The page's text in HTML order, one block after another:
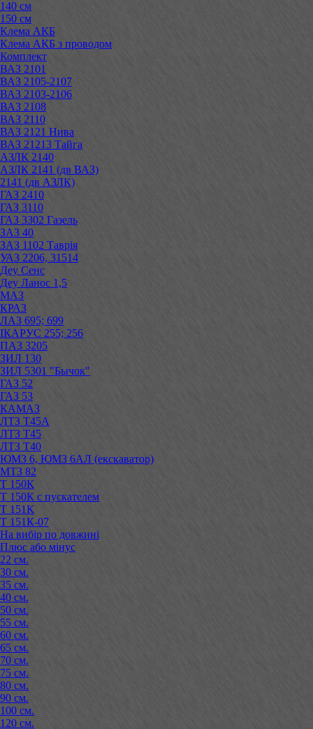
140 см
150 см
Клема АКБ
Клема АКБ з проводом
Комплект
ВАЗ 2101
ВАЗ 2105-2107
ВАЗ 2103-2106
ВАЗ 2108
ВАЗ 2110
ВАЗ 2121 Нива
ВАЗ 21213 Тайга
АЗЛК 2140
АЗЛК 2141 (дв ВАЗ)
2141 (дв АЗЛК)
ГАЗ 2410
ГАЗ 3110
ГАЗ 3302 Газель
ЗАЗ 40
ЗАЗ 1102 Таврія
УАЗ 2206, 31514
Деу Сенс
Деу Ланос 1,5
МАЗ
КРАЗ
ЛАЗ 695; 699
ІКАРУС 255; 256
ПАЗ 3205
ЗИЛ 130
ЗИЛ 5301 "Бычок"
ГАЗ 52
ГАЗ 53
КАМАЗ
ЛТЗ Т45А
ЛТЗ Т45
ЛТЗ Т40
ЮМЗ 6, ЮМЗ 6АЛ (екскаватор)
МТЗ 82
Т 150К
Т 150К с пускателем
Т 151К
Т 151К-07
На вибір по довжині
Плюс або мінус
22 см.
30 см.
35 см.
40 см.
50 см.
55 см.
60 см.
65 см.
70 см.
75 см.
80 см.
90 см.
100 см.
120 см.